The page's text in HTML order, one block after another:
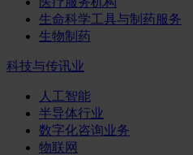
生命科学工具与制药服务
生物制药
科技与传讯业
人工智能
半导体行业
数字化咨询业务
物联网